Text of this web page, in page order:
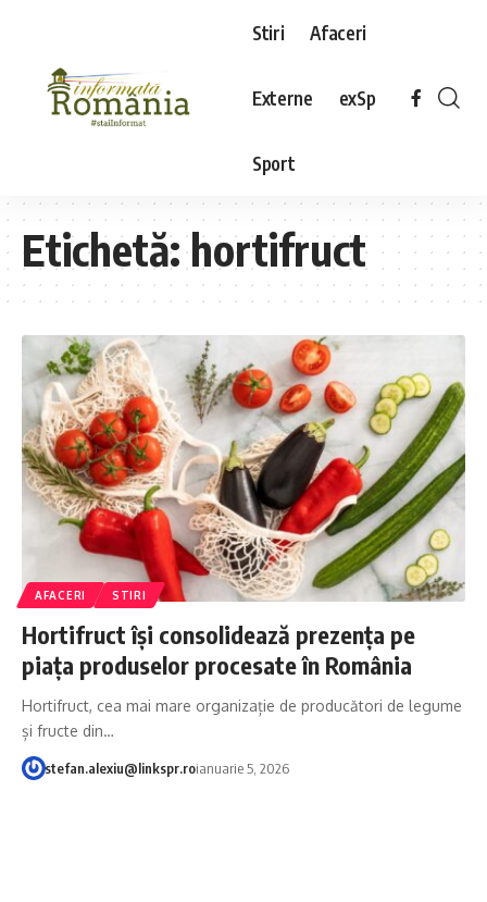
Stiri Afaceri
Externe exSp
Sport
Etichetă:hortifruct
AFACERI STIRI
Hortifruct își consolidează prezența pe
piața produselor procesate în România
Hortifruct, cea mai mare organizație de producători de legume
și fructe din…
stefan.alexiu@linkspr.roianuarie 5, 2026